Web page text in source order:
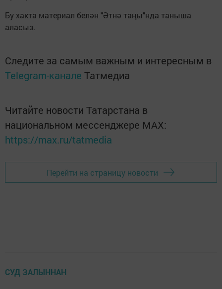
Бу хакта материал белән "Әтнә таңы"нда таныша
аласыз.
Следите за самым важным и интересным в
Telegram-канале Татмедиа
Читайте новости Татарстана в
национальном мессенджере MАХ:
https://max.ru/tatmedia
Перейти на страницу новости
СУД ЗАЛЫННАН